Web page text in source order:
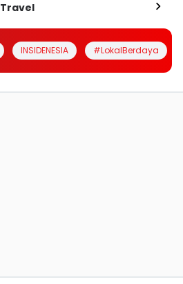
Travel
INSIDENESIA #LokalBerdaya